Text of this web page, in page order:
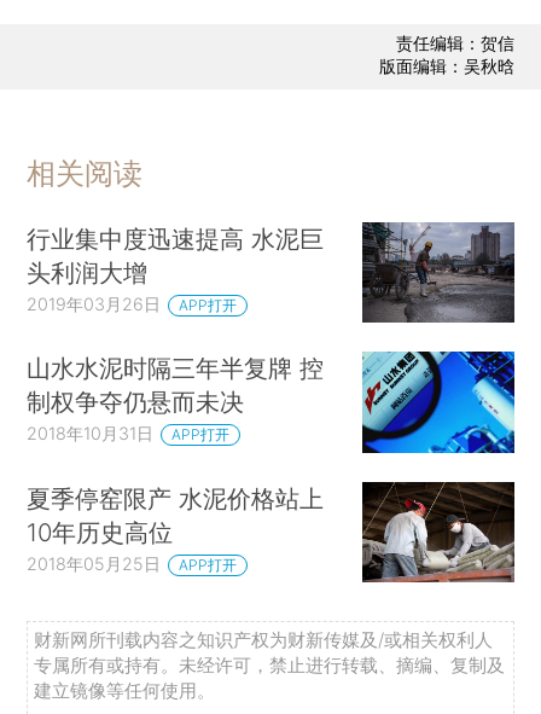
责任编辑：贺信
版面编辑：吴秋晗
相关阅读
行业集中度迅速提高 水泥巨
头利润大增
2019年03月26日 APP打开
山水水泥时隔三年半复牌 控
制权争夺仍悬而未决
2018年10月31日 APP打开
夏季停窑限产 水泥价格站上
10年历史高位
2018年05月25日 APP打开
财新网所刊载内容之知识产权为财新传媒及/或相关权利人
专属所有或持有。未经许可，禁止进行转载、摘编、复制及
建立镜像等任何使用。